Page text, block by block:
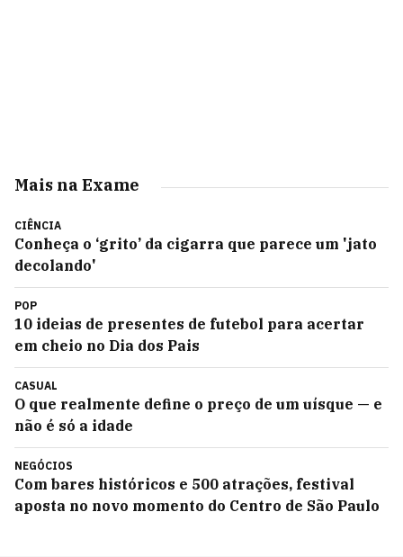
Mais na Exame
CIÊNCIA
Conheça o ‘grito’ da cigarra que parece um 'jato
decolando'
POP
10 ideias de presentes de futebol para acertar
em cheio no Dia dos Pais
CASUAL
O que realmente define o preço de um uísque — e
não é só a idade
NEGÓCIOS
Com bares históricos e 500 atrações, festival
aposta no novo momento do Centro de São Paulo